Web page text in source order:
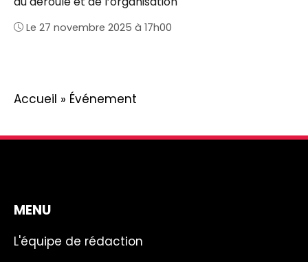
Le 27 novembre 2025 à 17h00
Accueil » Événement
MENU
L'équipe de rédaction